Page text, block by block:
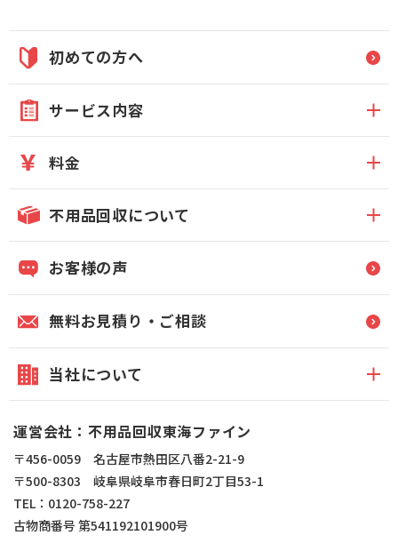
初めての方へ
サービス内容
料金
不用品回収について
お客様の声
無料お見積り・ご相談
当社について
運営会社：不用品回収東海ファイン
〒456-0059 名古屋市熱田区八番2-21-9
〒500-8303 岐阜県岐阜市春日町2丁目53-1
TEL：0120-758-227
古物商番号 第541192101900号